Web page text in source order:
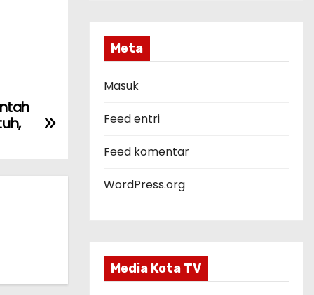
o
r
Meta
Masuk
Feed entri
Feed komentar
WordPress.org
Media Kota TV